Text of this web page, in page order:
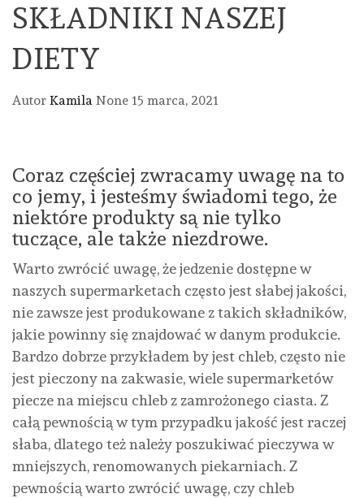
SKŁADNIKI NASZEJ
DIETY
Autor Kamila None 15 marca, 2021
Coraz częściej zwracamy uwagę na to
co jemy, i jesteśmy świadomi tego, że
niektóre produkty są nie tylko
tuczące, ale także niezdrowe.
Warto zwrócić uwagę, że jedzenie dostępne w
naszych supermarketach często jest słabej jakości,
nie zawsze jest produkowane z takich składników,
jakie powinny się znajdować w danym produkcie.
Bardzo dobrze przykładem by jest chleb, często nie
jest pieczony na zakwasie, wiele supermarketów
piecze na miejscu chleb z zamrożonego ciasta. Z
całą pewnością w tym przypadku jakość jest raczej
słaba, dlatego też należy poszukiwać pieczywa w
mniejszych, renomowanych piekarniach. Z
pewnością warto zwrócić uwagę, czy chleb